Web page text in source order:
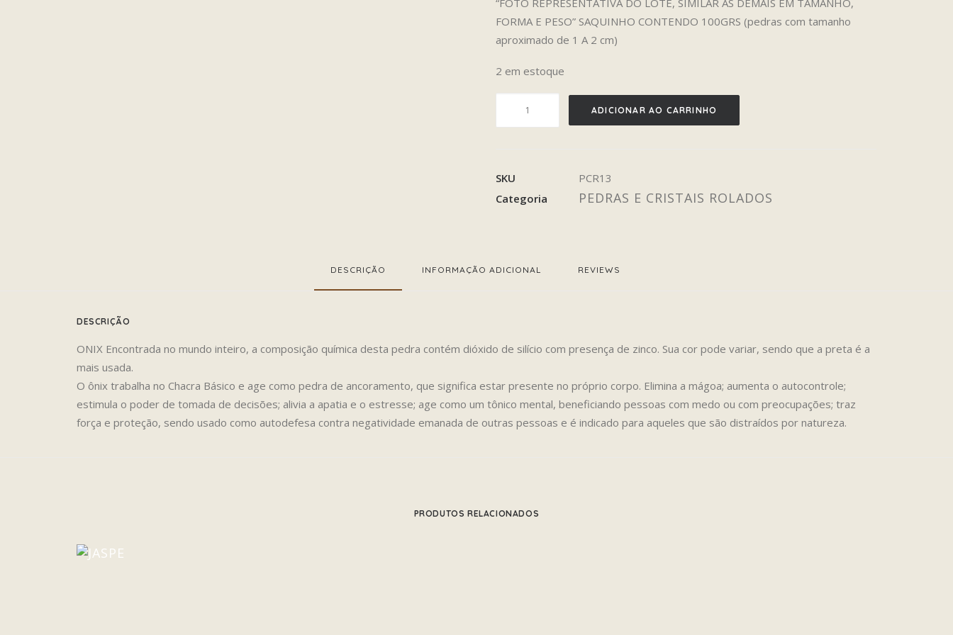
“FOTO REPRESENTATIVA DO LOTE, SIMILAR AS DEMAIS EM TAMANHO,
FORMA E PESO” SAQUINHO CONTENDO 100GRS (pedras com tamanho
aproximado de 1 A 2 cm)
2 em estoque
ADICIONAR AO CARRINHO
SKU
PCR13
Categoria
PEDRAS E CRISTAIS ROLADOS
DESCRIÇÃO INFORMAÇÃO ADICIONAL REVIEWS
DESCRIÇÃO
ONIX Encontrada no mundo inteiro, a composição química desta pedra contém dióxido de silício com presença de zinco. Sua cor pode variar, sendo que a preta é a
mais usada.
O ônix trabalha no Chacra Básico e age como pedra de ancoramento, que significa estar presente no próprio corpo. Elimina a mágoa; aumenta o autocontrole;
estimula o poder de tomada de decisões; alivia a apatia e o estresse; age como um tônico mental, beneficiando pessoas com medo ou com preocupações; traz
força e proteção, sendo usado como autodefesa contra negatividade emanada de outras pessoas e é indicado para aqueles que são distraídos por natureza.
PRODUTOS RELACIONADOS